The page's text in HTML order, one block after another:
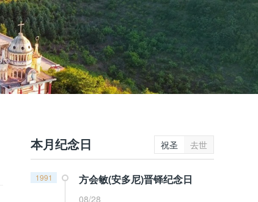
本月纪念日 祝圣 去世
1991 方会敏(安多尼)晋铎纪念日
08/28